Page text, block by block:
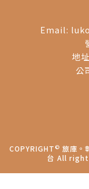
Email:
地
公
COPYRIGHT © 旅庫。
台 All